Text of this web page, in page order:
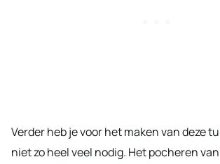
Verder heb je voor het maken van deze
niet zo heel veel nodig. Het pocheren